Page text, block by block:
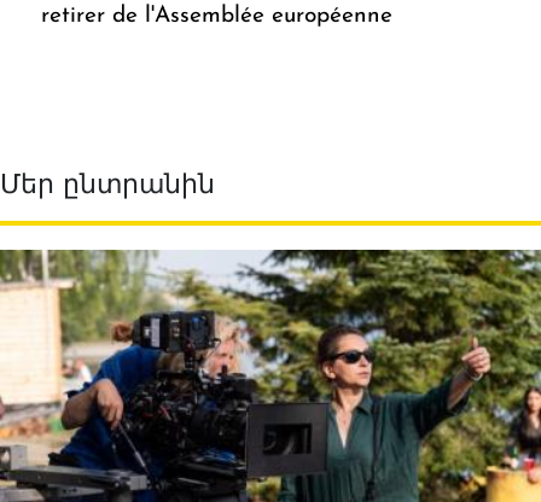
retirer de l'Assemblée européenne
Մեր ընտրանին